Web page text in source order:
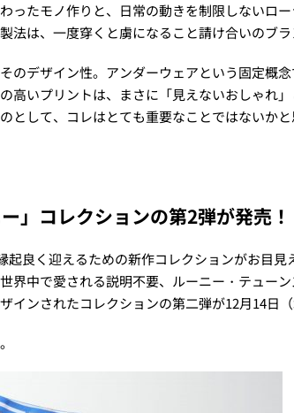
ったモノ作りと、日常の動きを制限しないロ
法は、一度穿くと虜になること請け合いのブラ
のデザイン性。アンダーウェアという固定概
高いプリントは、まさに「見えないおしゃれ
として、コレはとても重要なことではないかと
」コレクションの第2弾が発売！
起良く迎えるための新作コレクションがお目
界中で愛される説明不要、ルーニー・テュー
インされたコレクションの第二弾が12月14日